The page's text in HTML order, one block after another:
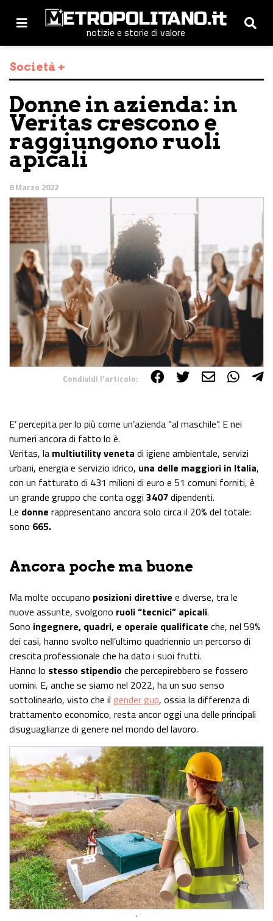
notizie e storie di valore
Società +
Donne in azienda: in
Veritas crescono e
raggiungono ruoli
apicali
8 Marzo 2022
Condividi l'articolo:
E’ percepita per lo più come un’azienda “al maschile”. E nei
numeri ancora di fatto lo è.
Veritas, la multiutility veneta di igiene ambientale, servizi
urbani, energia e servizio idrico, una delle maggiori in Italia,
con un fatturato di 431 milioni di euro e 51 comuni forniti, è
un grande gruppo che conta oggi 3407dipendenti.
Le donne rappresentano ancora solo circa il 20% del totale:
sono 665.
Ancora poche ma buone
Ma molte occupano posizioni direttive e diverse, tra le
nuove assunte, svolgono ruoli “tecnici” apicali.
Sono ingegnere, quadri, e operaie qualificate che, nel 59%
dei casi, hanno svolto nell’ultimo quadriennio un percorso di
crescita professionale che ha dato i suoi frutti.
Hanno lo stesso stipendioche percepirebbero se fossero
uomini. E, anche se siamo nel 2022, ha un suo senso
sottolinearlo, visto che il gender gup, ossia la differenza di
trattamento economico, resta ancor oggi una delle principali
disuguaglianze di genere nel mondo del lavoro.
.